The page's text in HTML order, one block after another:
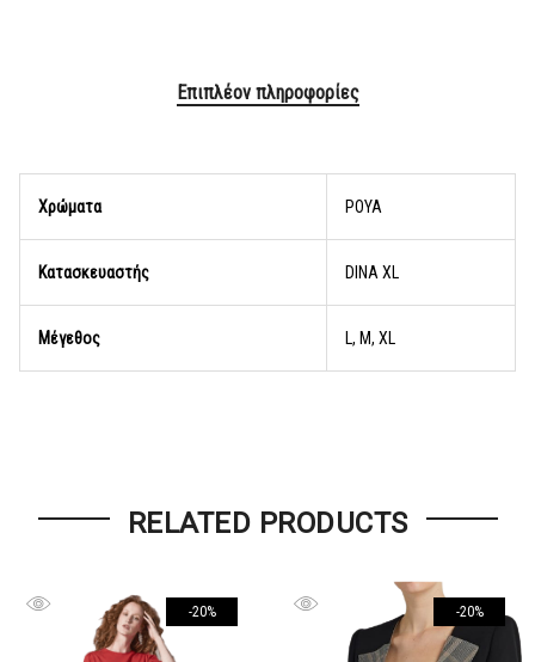
Επιπλέον πληροφορίες
Χρώματα ΡΟΥΑ
Κατασκευαστής DINA XL
Μέγεθος L, M, XL
RELATED PRODUCTS
-20% -20%